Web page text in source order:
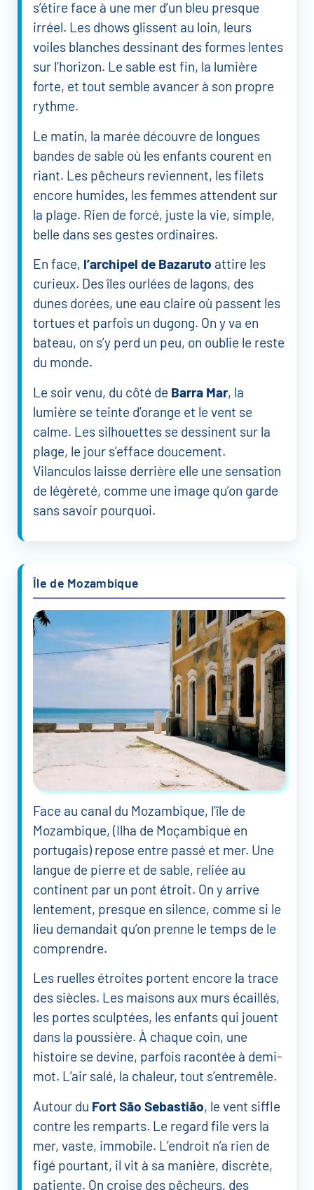
s’étire face à une mer d’un bleu presque
irréel. Les dhows glissent au loin, leurs
voiles blanches dessinant des formes lentes
sur l’horizon. Le sable est fin, la lumière
forte, et tout semble avancer à son propre
rythme.
Le matin, la marée découvre de longues
bandes de sable où les enfants courent en
riant. Les pêcheurs reviennent, les filets
encore humides, les femmes attendent sur
la plage. Rien de forcé, juste la vie, simple,
belle dans ses gestes ordinaires.
En face, l’archipel de Bazaruto attire les
curieux. Des îles ourlées de lagons, des
dunes dorées, une eau claire où passent les
tortues et parfois un dugong. On y va en
bateau, on s’y perd un peu, on oublie le reste
du monde.
Le soir venu, du côté de Barra Mar, la
lumière se teinte d’orange et le vent se
calme. Les silhouettes se dessinent sur la
plage, le jour s’efface doucement.
Vilanculos laisse derrière elle une sensation
de légèreté, comme une image qu’on garde
sans savoir pourquoi.
Île de Mozambique
Face au canal du Mozambique, l’île de
Mozambique, (Ilha de Moçambique en
portugais) repose entre passé et mer. Une
langue de pierre et de sable, reliée au
continent par un pont étroit. On y arrive
lentement, presque en silence, comme si le
lieu demandait qu’on prenne le temps de le
comprendre.
Les ruelles étroites portent encore la trace
des siècles. Les maisons aux murs écaillés,
les portes sculptées, les enfants qui jouent
dans la poussière. À chaque coin, une
histoire se devine, parfois racontée à demi-
mot. L’air salé, la chaleur, tout s’entremêle.
Autour du Fort São Sebastião, le vent siffle
contre les remparts. Le regard file vers la
mer, vaste, immobile. L’endroit n’a rien de
figé pourtant, il vit à sa manière, discrète,
patiente. On croise des pêcheurs, des